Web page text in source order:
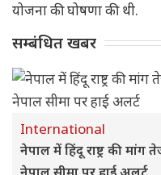
योजना की घोषणा की थी.
सम्बंधित खबर
International
नेपाल में हिंदू राष्ट्र की